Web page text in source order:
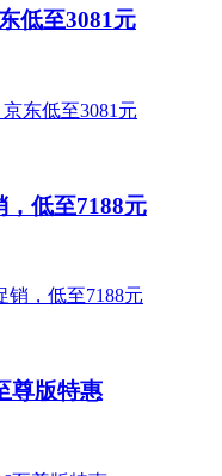
低至3081元
低至7188元
尊版特惠